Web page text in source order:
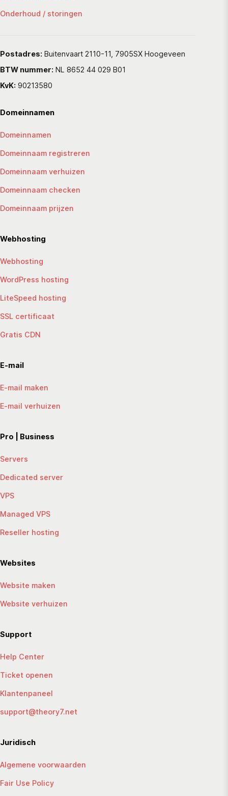
Onderhoud / storingen
Postadres: Buitenvaart 2110-11, 7905SX Hoogeveen
BTW nummer: NL 8652 44 029 B01
KvK: 90213580
Domeinnamen
Domeinnamen
Domeinnaam registreren
Domeinnaam verhuizen
Domeinnaam checken
Domeinnaam prijzen
Webhosting
Webhosting
WordPress hosting
LiteSpeed hosting
SSL certificaat
Gratis CDN
E-mail
E-mail maken
E-mail verhuizen
Pro | Business
Servers
Dedicated server
VPS
Managed VPS
Reseller hosting
Websites
Website maken
Website verhuizen
Support
Help Center
Ticket openen
Klantenpaneel
support@theory7.net
Juridisch
Algemene voorwaarden
Fair Use Policy